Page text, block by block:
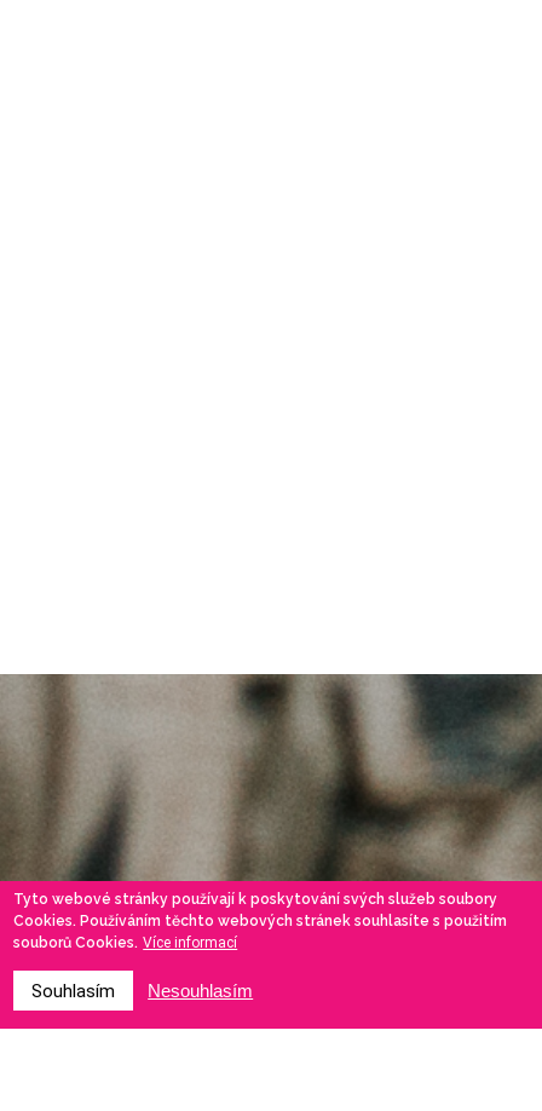
Tyto webové stránky používají k poskytování svých služeb soubory
Cookies. Používáním těchto webových stránek souhlasíte s použitím
souborů Cookies. Více informací
Souhlasím Nesouhlasím